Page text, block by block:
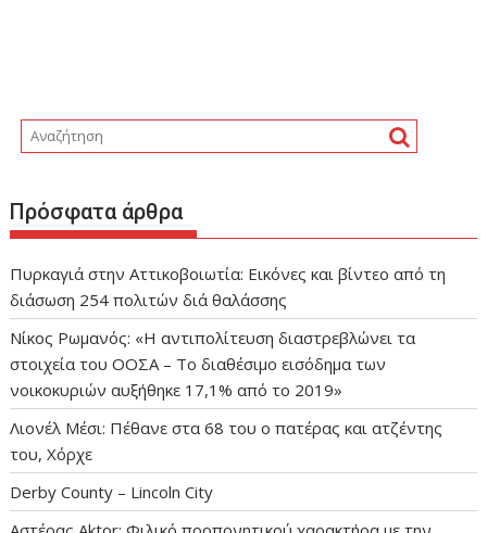
Πρόσφατα άρθρα
Πυρκαγιά στην Αττικοβοιωτία: Εικόνες και βίντεο από τη
διάσωση 254 πολιτών διά θαλάσσης
Νίκος Ρωμανός: «Η αντιπολίτευση διαστρεβλώνει τα
στοιχεία του ΟΟΣΑ – Το διαθέσιμο εισόδημα των
νοικοκυριών αυξήθηκε 17,1% από το 2019»
Λιονέλ Μέσι: Πέθανε στα 68 του ο πατέρας και ατζέντης
του, Χόρχε
Derby County – Lincoln City